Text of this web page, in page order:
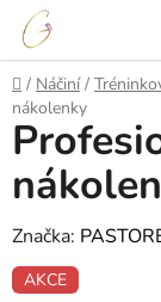
Přejít
obsah
Domů
/ Náčiní /
nákolenky
Značka:
AKCE